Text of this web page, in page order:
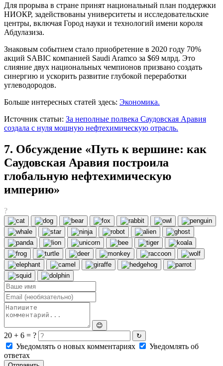
Для прорыва в стране принят национальный план поддержки
НИОКР, задействованы университеты и исследовательские
центры, включая Город науки и технологий имени короля
Абдулазиза.
Знаковым событием стало приобретение в 2020 году 70%
акций SABIC компанией Saudi Aramco за $69 млрд. Это
слияние двух национальных чемпионов призвано создать
синергию и ускорить развитие глубокой переработки
углеводородов.
Больше интересных статей здесь: Экономика.
Источник статьи: За неполные полвека Саудовская Аравия
создала с нуля мощную нефтехимическую отрасль.
7. Обсуждение «Путь к вершине: как
Саудовская Аравия построила
глобальную нефтехимическую
империю»
?
😊
20 + 6 = ? ↻
Уведомлять о новых комментариях
Уведомлять об
ответах